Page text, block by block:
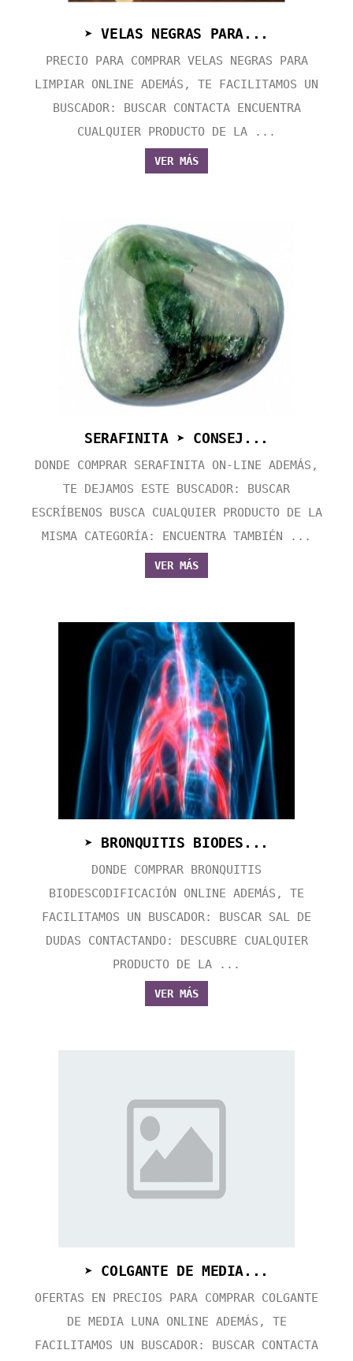
➤ VELAS NEGRAS PARA...
PRECIO PARA COMPRAR VELAS NEGRAS PARA
LIMPIAR ONLINE ADEMÁS, TE FACILITAMOS UN
BUSCADOR: BUSCAR CONTACTA ENCUENTRA
CUALQUIER PRODUCTO DE LA ...
VER MÁS
SERAFINITA ➤ CONSEJ...
DONDE COMPRAR SERAFINITA ON-LINE ADEMÁS,
TE DEJAMOS ESTE BUSCADOR: BUSCAR
ESCRÍBENOS BUSCA CUALQUIER PRODUCTO DE LA
MISMA CATEGORÍA: ENCUENTRA TAMBIÉN ...
VER MÁS
➤ BRONQUITIS BIODES...
DONDE COMPRAR BRONQUITIS
BIODESCODIFICACIÓN ONLINE ADEMÁS, TE
FACILITAMOS UN BUSCADOR: BUSCAR SAL DE
DUDAS CONTACTANDO: DESCUBRE CUALQUIER
PRODUCTO DE LA ...
VER MÁS
➤ COLGANTE DE MEDIA...
OFERTAS EN PRECIOS PARA COMPRAR COLGANTE
DE MEDIA LUNA ONLINE ADEMÁS, TE
FACILITAMOS UN BUSCADOR: BUSCAR CONTACTA